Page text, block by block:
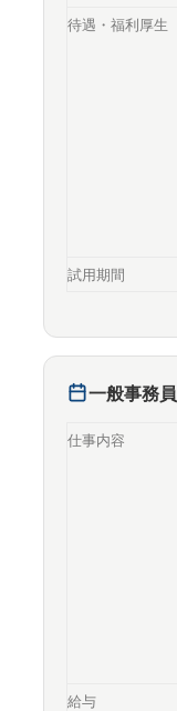
待遇・福利厚生
試用期間
一般事務員
仕事内容
給与